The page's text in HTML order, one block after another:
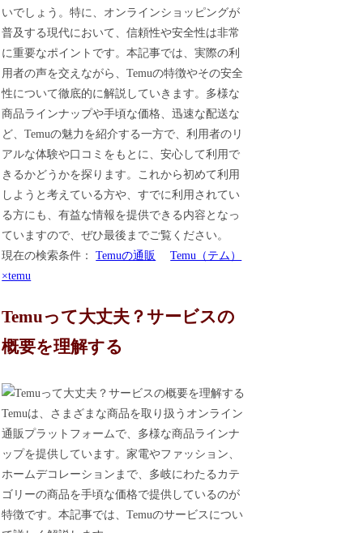
いでしょう。特に、オンラインショッピングが
普及する現代において、信頼性や安全性は非常
に重要なポイントです。本記事では、実際の利
用者の声を交えながら、Temuの特徴やその安全
性について徹底的に解説していきます。多様な
商品ラインナップや手頃な価格、迅速な配送な
ど、Temuの魅力を紹介する一方で、利用者のリ
アルな体験や口コミをもとに、安心して利用で
きるかどうかを探ります。これから初めて利用
しようと考えている方や、すでに利用されてい
る方にも、有益な情報を提供できる内容となっ
ていますので、ぜひ最後までご覧ください。
現在の検索条件：Temuの通販
Temu（テム）
×temu
Temuって大丈夫？サービスの
概要を理解する
Temuは、さまざまな商品を取り扱うオンライン
通販プラットフォームで、多様な商品ラインナ
ップを提供しています。家電やファッション、
ホームデコレーションまで、多岐にわたるカテ
ゴリーの商品を手頃な価格で提供しているのが
特徴です。本記事では、Temuのサービスについ